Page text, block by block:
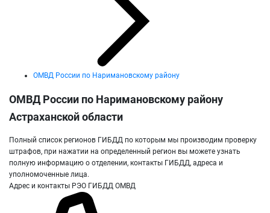
ОМВД России по Наримановскому району
ОМВД России по Наримановскому району
Астраханской области
Полный список регионов ГИБДД по которым мы производим проверку
штрафов, при нажатии на определенный регион вы можете узнать
полную информацию о отделении, контакты ГИБДД, адреса и
уполномоченные лица.
Адрес и контакты РЭО ГИБДД ОМВД